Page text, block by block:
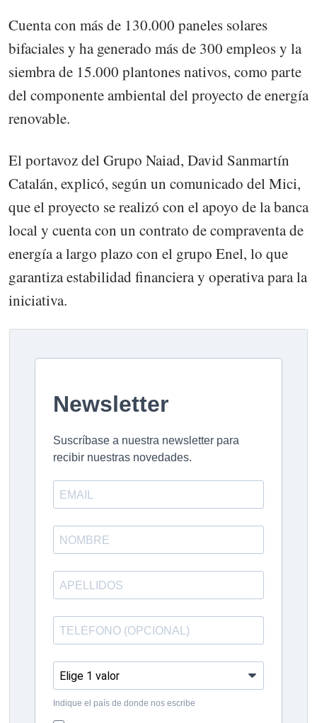
Cuenta con más de 130.000 paneles solares
bifaciales y ha generado más de 300 empleos y la
siembra de 15.000 plantones nativos, como parte
del componente ambiental del proyecto de energía
renovable.
El portavoz del Grupo Naiad, David Sanmartín
Catalán, explicó, según un comunicado del Mici,
que el proyecto se realizó con el apoyo de la banca
local y cuenta con un contrato de compraventa de
energía a largo plazo con el grupo Enel, lo que
garantiza estabilidad financiera y operativa para la
iniciativa.